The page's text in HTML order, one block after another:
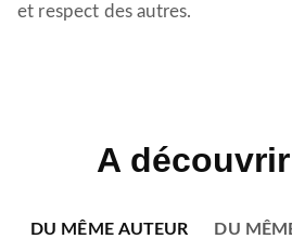
et respect des autres.
A
DU MÊME AUTEUR DU